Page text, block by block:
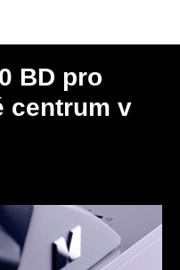
BD pro
centrum v